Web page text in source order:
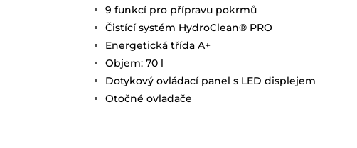
9 funkcí pro přípravu pokrmů
Čistící systém HydroClean® PRO
Energetická třída A+
Objem: 70 l
Dotykový ovládací panel s LED displejem
Otočné ovladače